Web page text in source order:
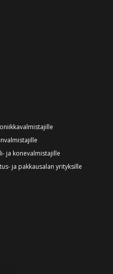
ja konevalmistajille
ja pakkausalan yrityksille